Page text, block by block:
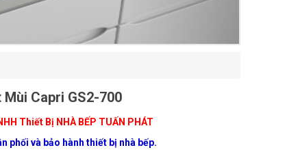
Mùi Capri GS2-700
Thiết Bị NHÀ BẾP TUẤN PHÁT
phối và bảo hành thiết bị nhà bếp.